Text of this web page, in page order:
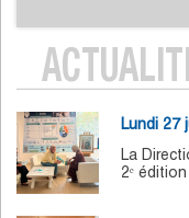
Lundi 27
La
2ᵉ